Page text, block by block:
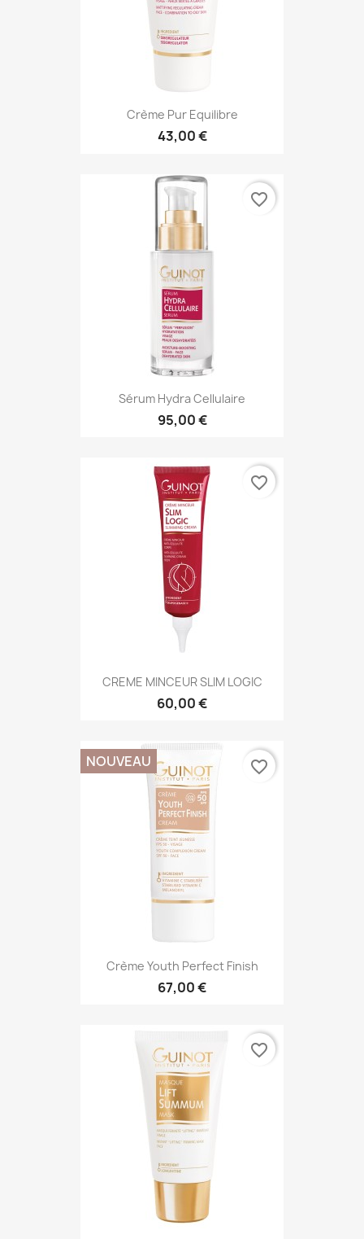
Crème Pur Equilibre
43,00 €
Sérum Hydra Cellulaire
95,00 €
favorite_border
CREME MINCEUR SLIM LOGIC
60,00 €
favorite_border
Crème Youth Perfect Finish
67,00 €
NOUVEAU favorite_border
favorite_border